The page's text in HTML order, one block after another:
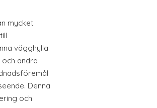
mycket
vägghylla
andra
Denna
och